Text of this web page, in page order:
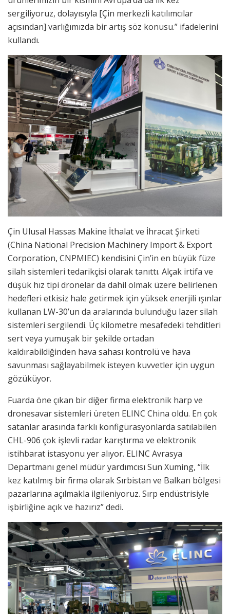
sergiliyoruz, dolayısıyla [Çin merkezli katılımcılar
açısından] varlığımızda bir artış söz konusu.” ifadelerini
kullandı.
Çin Ulusal Hassas Makine İthalat ve İhracat Şirketi
(China National Precision Machinery Import & Export
Corporation, CNPMIEC) kendisini Çin’in en büyük füze
silah sistemleri tedarikçisi olarak tanıttı. Alçak irtifa ve
düşük hız tipi dronelar da dahil olmak üzere belirlenen
hedefleri etkisiz hale getirmek için yüksek enerjili ışınlar
kullanan LW-30’un da aralarında bulunduğu lazer silah
sistemleri sergilendi. Üç kilometre mesafedeki tehditleri
sert veya yumuşak bir şekilde ortadan
kaldırabildiğinden hava sahası kontrolü ve hava
savunması sağlayabilmek isteyen kuvvetler için uygun
gözüküyor.
Fuarda öne çıkan bir diğer firma elektronik harp ve
dronesavar sistemleri üreten ELINC China oldu. En çok
satanlar arasında farklı konfigürasyonlarda satılabilen
CHL-906 çok işlevli radar karıştırma ve elektronik
istihbarat istasyonu yer alıyor. ELINC Avrasya
Departmanı genel müdür yardımcısı Sun Xuming, “İlk
kez katılmış bir firma olarak Sırbistan ve Balkan bölgesi
pazarlarına açılmakla ilgileniyoruz. Sırp endüstrisiyle
işbirliğine açık ve hazırız” dedi.